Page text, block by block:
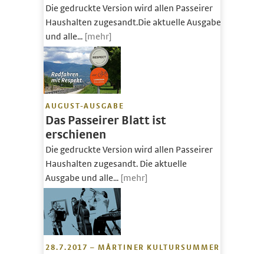
Die gedruckte Version wird allen Passeirer
Haushalten zugesandt.Die aktuelle Ausgabe
und alle... [mehr]
AUGUST-AUSGABE
Das Passeirer Blatt ist
erschienen
Die gedruckte Version wird allen Passeirer
Haushalten zugesandt. Die aktuelle
Ausgabe und alle... [mehr]
28.7.2017 – MÅRTINER KULTURSUMMER